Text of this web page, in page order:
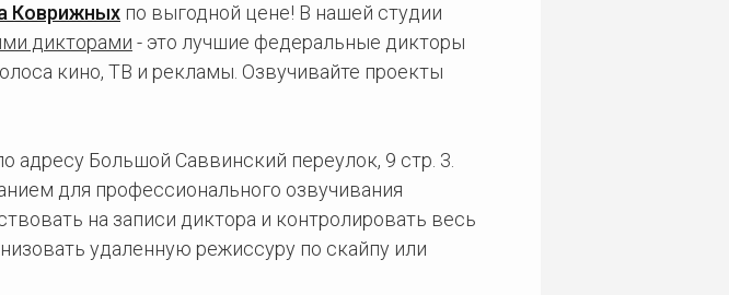
Коврижных по выгодной цене! В нашей студии
дикторами - это лучшие федеральные дикторы
кино, ТВ и рекламы. Озвучивайте проекты
адресу Большой Саввинский переулок, 9 стр. 3.
для профессионального озвучивания
на записи диктора и контролировать весь
удаленную режиссуру по скайпу или